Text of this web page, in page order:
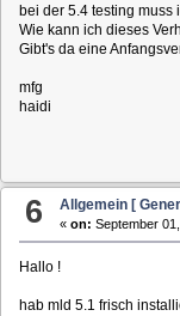
bei der 5.4 testing muss
Wie kann ich dieses
Gibt's da eine
mfg
haidi
6 Allgemein [
«on: September
Hallo !
hab mld 5.1 frisch